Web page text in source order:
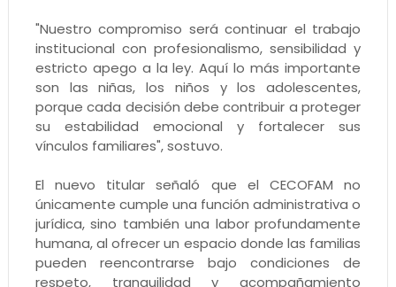
"Nuestro compromiso será continuar el trabajo
institucional con profesionalismo, sensibilidad y
estricto apego a la ley. Aquí lo más importante
son las niñas, los niños y los adolescentes,
porque cada decisión debe contribuir a proteger
su estabilidad emocional y fortalecer sus
vínculos familiares", sostuvo.
El nuevo titular señaló que el CECOFAM no
únicamente cumple una función administrativa o
jurídica, sino también una labor profundamente
humana, al ofrecer un espacio donde las familias
pueden reencontrarse bajo condiciones de
respeto, tranquilidad y acompañamiento